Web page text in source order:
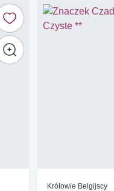
Królowie Belgijscy